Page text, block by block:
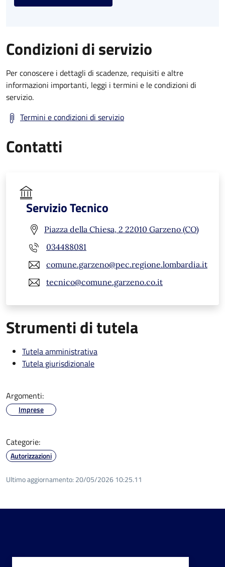
Condizioni di servizio
Per conoscere i dettagli di scadenze, requisiti e altre
informazioni importanti, leggi i termini e le condizioni di
servizio.
Termini e condizioni di servizio
Contatti
Servizio Tecnico
Piazza della Chiesa, 2 22010 Garzeno (CO)
034488081
comune.garzeno@pec.regione.lombardia.it
tecnico@comune.garzeno.co.it
Strumenti di tutela
Tutela amministrativa
Tutela giurisdizionale
Argomenti:
Imprese
Categorie:
Autorizzazioni
Ultimo aggiornamento: 20/05/2026 10:25.11